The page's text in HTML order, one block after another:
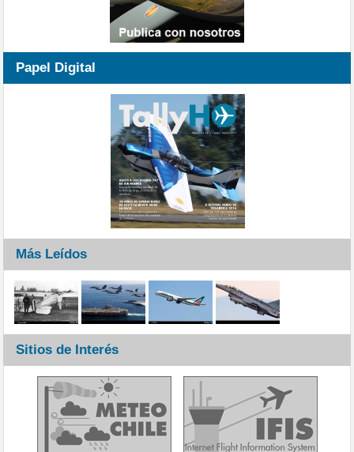
Papel Digital
Más Leídos
Sitios de Interés